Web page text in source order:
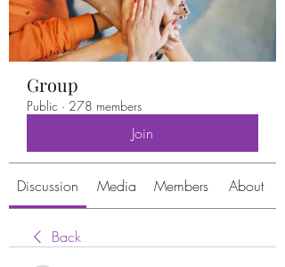
Group
Public · 278 members
Join
Discussion Media Members About
Back